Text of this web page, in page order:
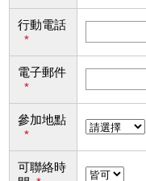
行動電話
*
電子郵件
*
參加地點
*
可聯絡時